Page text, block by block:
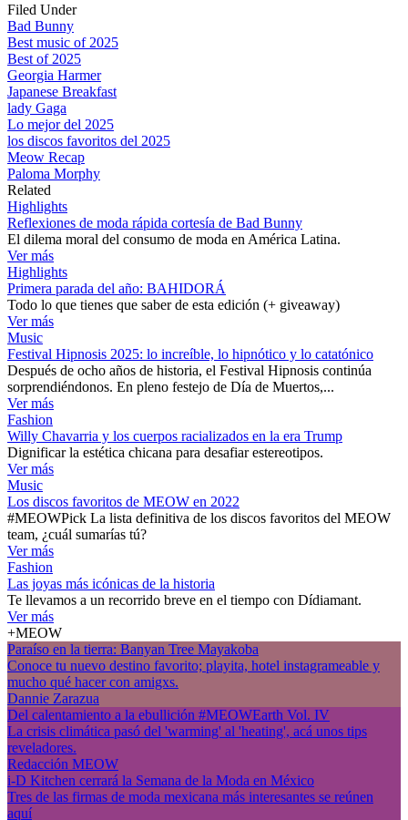
Filed Under
Bad Bunny
Best music of 2025
Best of 2025
Georgia Harmer
Japanese Breakfast
lady Gaga
Lo mejor del 2025
los discos favoritos del 2025
Meow Recap
Paloma Morphy
Related
Highlights
Reflexiones de moda rápida cortesía de Bad Bunny
El dilema moral del consumo de moda en América Latina.
Ver más
Highlights
Primera parada del año: BAHIDORÁ
Todo lo que tienes que saber de esta edición (+ giveaway)
Ver más
Music
Festival Hipnosis 2025: lo increíble, lo hipnótico y lo catatónico
Después de ocho años de historia, el Festival Hipnosis continúa
sorprendiéndonos. En pleno festejo de Día de Muertos,...
Ver más
Fashion
Willy Chavarria y los cuerpos racializados en la era Trump
Dignificar la estética chicana para desafiar estereotipos.
Ver más
Music
Los discos favoritos de MEOW en 2022
#MEOWPick La lista definitiva de los discos favoritos del MEOW
team, ¿cuál sumarías tú?
Ver más
Fashion
Las joyas más icónicas de la historia
Te llevamos a un recorrido breve en el tiempo con Dídiamant.
Ver más
+MEOW
Paraíso en la tierra: Banyan Tree Mayakoba
Conoce tu nuevo destino favorito; playita, hotel instagrameable y
mucho qué hacer con amigxs.
Dannie Zarazua
Del calentamiento a la ebullición #MEOWEarth Vol. IV
La crisis climática pasó del 'warming' al 'heating', acá unos tips
reveladores.
Redacción MEOW
i-D Kitchen cerrará la Semana de la Moda en México
Tres de las firmas de moda mexicana más interesantes se reúnen
aquí